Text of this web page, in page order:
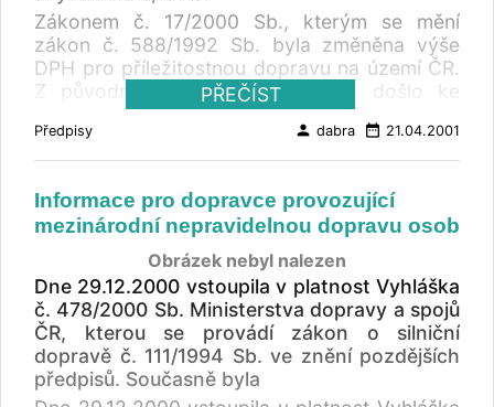
Zákonem č. 17/2000 Sb., kterým se mění
zákon č. 588/1992 Sb. byla změněna výše
DPH pro příležitostnou dopravu na území ČR.
Z původní sazby daně 0,05 Kč došlo ke
zvýšení na 0,10 Kč. Výňatek zákona: §48 -
Příležitostná autobusová přeprava v tuzemsku
Daňové povinnosti podléhá příležitostná
povinnost vzniká dnem překročení státní
hranice České republiky do tuzemska.
Základem daně je součin počtu
přepravovaných osob a počtu ujetých
kilometrů v tuzemsku. Do počtu
přepravovaných osob se nezapočítává jeden
řidič a jeden průvodce nebo vedoucí zájezdu.
Sazba daně je 0,10 Kč za osobu a ujetý
kilometr v tuzemsku. Daň se vypočítá jako
PŘEČÍST
Předpisy person dabra date_range 21.04.2001
Informace pro dopravce provozující
mezinárodní nepravidelnou dopravu osob
Obrázek nebyl nalezen
Dne 29.12.2000 vstoupila v platnost Vyhláška
č. 478/2000 Sb. Ministerstva dopravy a spojů
ČR, kterou se provádí zákon o silniční
dopravě č. 111/1994 Sb. ve znění pozdějších
předpisů. Současně byla